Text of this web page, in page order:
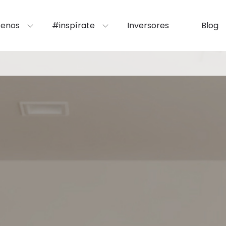
#inspírate Inversores Blog